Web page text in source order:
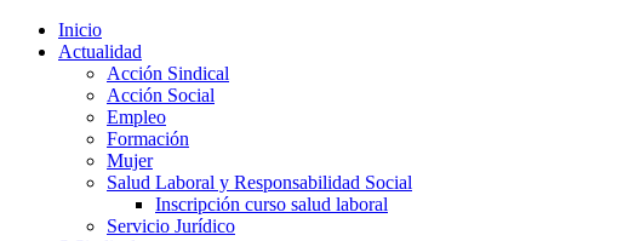
Inicio
Actualidad
Acción Sindical
Acción Social
Empleo
Formación
Mujer
Salud Laboral y Responsabilidad Social
Inscripción curso salud laboral
Servicio Jurídico